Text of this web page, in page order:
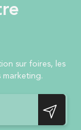
sur foires, les